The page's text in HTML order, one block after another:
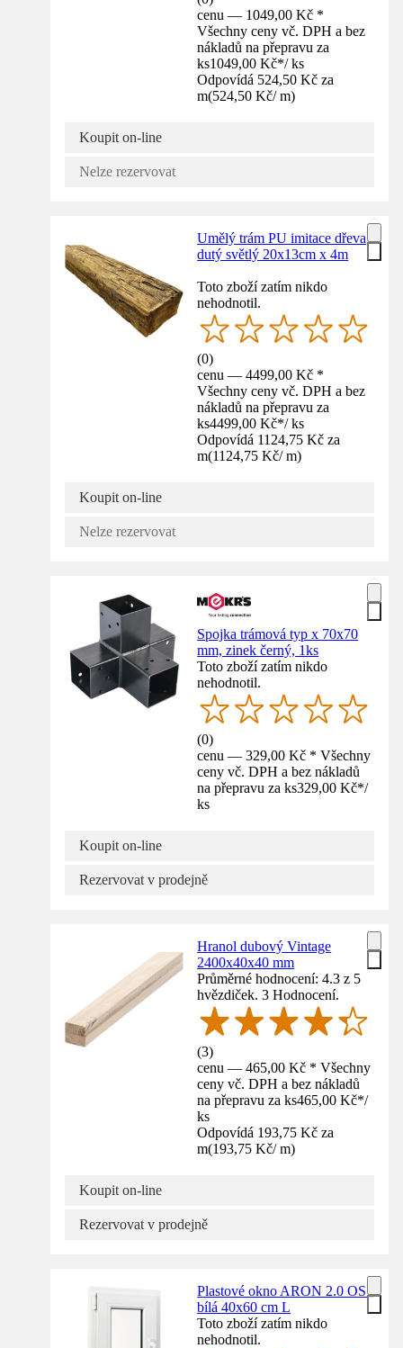
cenu — 1049,00 Kč *
Všechny ceny vč. DPH a bez
nákladů na přepravu za
ks1049,00 Kč*/ ks
Odpovídá 524,50 Kč za
m(524,50 Kč/ m)
Koupit on-line
Nelze rezervovat
Umělý trám PU imitace dřeva
dutý světlý 20x13cm x 4m
Toto zboží zatím nikdo
nehodnotil.
(0)
cenu — 4499,00 Kč *
Všechny ceny vč. DPH a bez
nákladů na přepravu za
ks4499,00 Kč*/ ks
Odpovídá 1124,75 Kč za
m(1124,75 Kč/ m)
Koupit on-line
Nelze rezervovat
Spojka trámová typ x 70x70
mm, zinek černý, 1ks
Toto zboží zatím nikdo
nehodnotil.
(0)
cenu — 329,00 Kč * Všechny
ceny vč. DPH a bez nákladů
na přepravu za ks329,00 Kč*/
ks
Koupit on-line
Rezervovat v prodejně
Hranol dubový Vintage
2400x40x40 mm
Průměrné hodnocení: 4.3 z 5
hvězdiček. 3 Hodnocení.
(3)
cenu — 465,00 Kč * Všechny
ceny vč. DPH a bez nákladů
na přepravu za ks465,00 Kč*/
ks
Odpovídá 193,75 Kč za
m(193,75 Kč/ m)
Koupit on-line
Rezervovat v prodejně
Plastové okno ARON 2.0 OS1
bílá 40x60 cm L
Toto zboží zatím nikdo
nehodnotil.